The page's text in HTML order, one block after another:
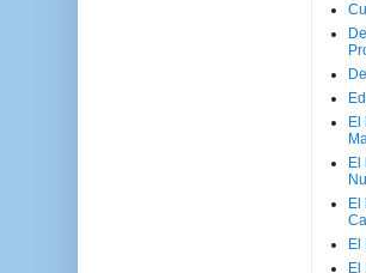
El
El
El
El
El